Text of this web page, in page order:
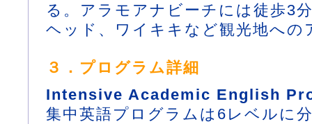
る。アラモアナビーチには徒歩3
ヘッド、ワイキキなど観光地への
３．プログラム詳細
Intensive Academic English
集中英語プログラムは6レベルに